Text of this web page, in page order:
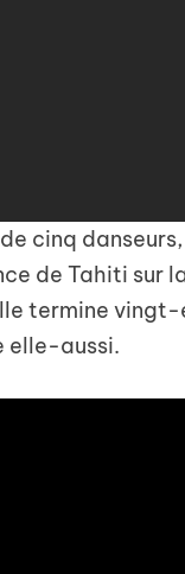
cinq
de Tahiti sur
termine
elle-aussi.